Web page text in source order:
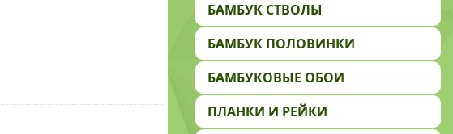
БАМБУК СТВОЛЫ
БАМБУК ПОЛОВИНКИ
БАМБУКОВЫЕ ОБОИ
ПЛАНКИ И РЕЙКИ